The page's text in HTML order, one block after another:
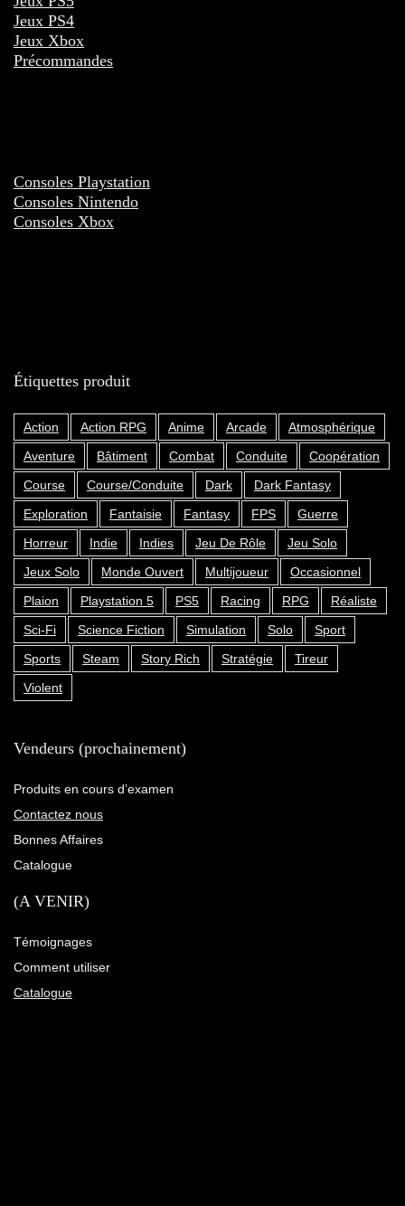
Jeux PS4
Jeux Xbox
Précommandes
Consoles Playstation
Consoles Nintendo
Consoles Xbox
Étiquettes produit
Action Action RPG Anime Arcade
Atmosphérique
Aventure
Bâtiment Combat Conduite
Coopération
Course
Course/Conduite Dark
Dark Fantasy
Exploration
Fantaisie Fantasy FPS
Guerre
Horreur
Indie Indies Jeu De Rôle
Jeu Solo
Jeux Solo
Monde Ouvert Multijoueur
Occasionnel
Plaion
Playstation 5 PS5 Racing RPG
Réaliste
Sci-Fi
Science Fiction Simulation Solo
Sport
Sports
Steam Story Rich Stratégie
Tireur
Violent
Vendeurs (prochainement)
Produits en cours d’examen
Contactez nous
Bonnes Affaires
Catalogue
(A VENIR)
Témoignages
Comment utiliser
Catalogue